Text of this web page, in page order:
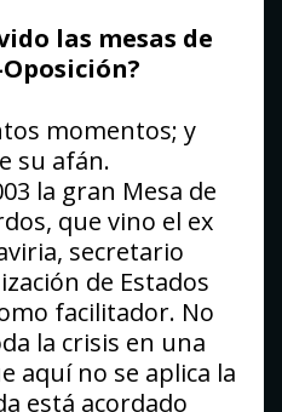
las mesas de
momentos; y
su afán.
la gran Mesa de
que vino el ex
secretario
de Estados
facilitador. No
la crisis en una
aquí no se aplica la
está acordado